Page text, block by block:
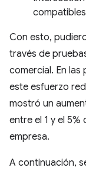
Con esto,
través de
comercial. En
este esfuerzo
mostró un
entre el 1 y el
empresa.
A continuación,